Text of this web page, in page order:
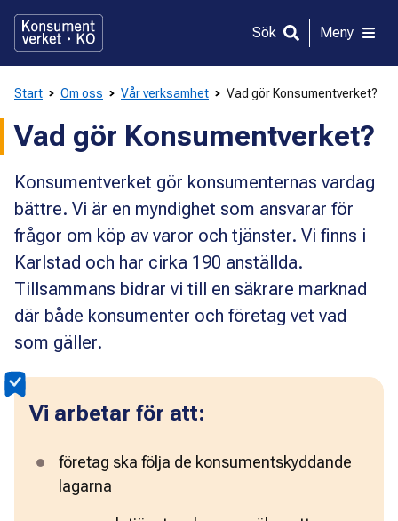
direkt
innehållet
Sök Meny
Start Om oss Vår verksamhet Vad gör Konsumentverket?
Vad gör Konsumentverket?
Konsumentverket gör konsumenternas vardag
bättre. Vi är en myndighet som ansvarar för
frågor om köp av varor och tjänster. Vi finns i
Karlstad och har cirka 190 anställda.
Tillsammans bidrar vi till en säkrare marknad
där både konsumenter och företag vet vad
som gäller.
Vi arbetar för att:
företag ska följa de konsumentskyddande
lagarna